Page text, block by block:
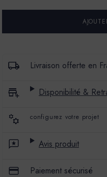
Livraison offerte en
Disponibilité &
configurez votre projet
Avis produit
Paiement sécurisé